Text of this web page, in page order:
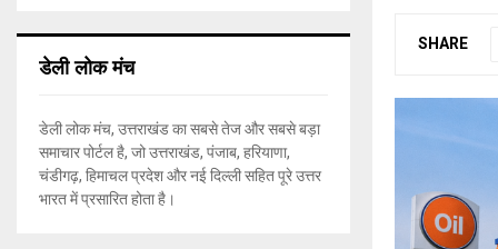
SHARE
डेली लोक मंच
डेली लोक मंच, उत्तराखंड का सबसे तेज और सबसे बड़ा
समाचार पोर्टल है, जो उत्तराखंड, पंजाब, हरियाणा,
चंडीगढ़, हिमाचल प्रदेश और नई दिल्ली सहित पूरे उत्तर
भारत में प्रसारित होता है।